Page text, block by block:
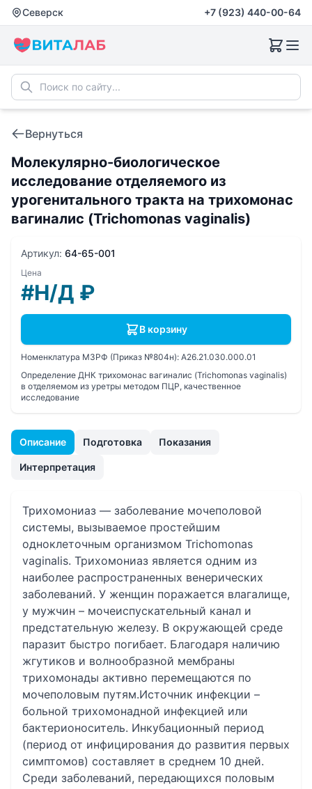
Северск +7 (923) 440-00-64
Вернуться
Молекулярно-биологическое
исследование отделяемого из
урогенитального тракта на трихомонас
вагиналис (Trichomonas vaginalis)
Описание Подготовка Показания
Интерпретация
Трихомониаз — заболевание мочеполовой
системы, вызываемое простейшим
одноклеточным организмом Trichomonas
vaginalis. Трихомониаз является одним из
наиболее распространенных венерических
заболеваний. У женщин поражается влагалище,
у мужчин – мочеиспускательный канал и
предстательную железу. В окружающей среде
паразит быстро погибает. Благодаря наличию
жгутиков и волнообразной мембраны
трихомонады активно перемещаются по
мочеполовым путям.Источник инфекции –
больной трихомонадной инфекцией или
бактерионоситель. Инкубационный период
(период от инфицирования до развития первых
симптомов) составляет в среднем 10 дней.
Среди заболеваний, передающихся половым
Артикул: 64-65-001
Цена
#Н/Д ₽
В корзину
Номенклатура МЗРФ (Приказ №804н): A26.21.030.000.01
Определение ДНК трихомонас вагиналис (Trichomonas vaginalis)
в отделяемом из уретры методом ПЦР, качественное
исследование